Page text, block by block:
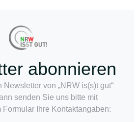
abonnieren
Newsletter von „NRW is(s)t gut“
senden Sie uns bitte mit
Formular Ihre Kontaktangaben: